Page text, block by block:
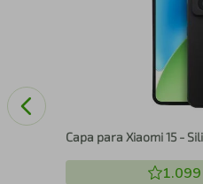
Capa para Xiaomi 15 -
1.099